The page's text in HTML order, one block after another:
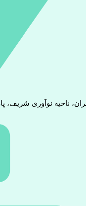
ناحیه نوآوری